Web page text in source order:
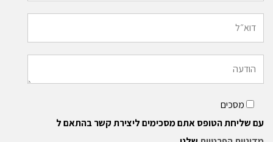
מסכים
עם שליחת הטופס אתם מסכימים ליצירת קשר בהתאם ל